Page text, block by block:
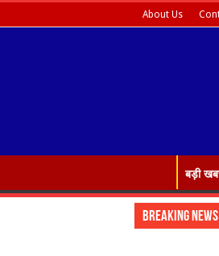
About Us
बड़ी
Breaking News